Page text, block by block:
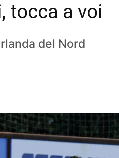
tocca a voi
del Nord